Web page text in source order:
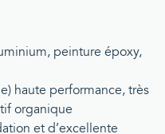
peinture époxy,
haute performance, très
organique
et d’excellente